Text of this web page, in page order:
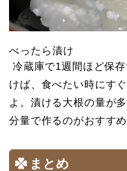
べったら漬け
冷蔵庫で1週間ほど保
けば、食べたい時にす
よ。漬ける大根の量が
分量で作るのがおすす
まとめ